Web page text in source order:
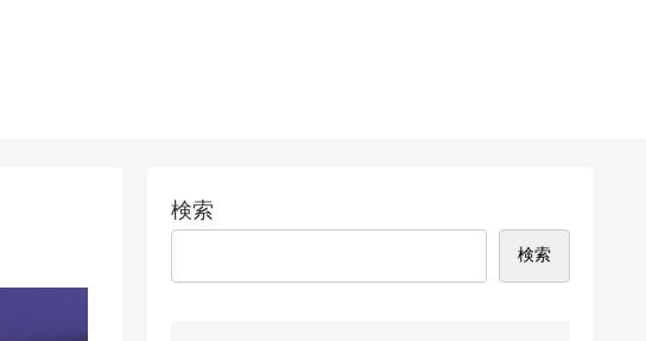
検索
検索